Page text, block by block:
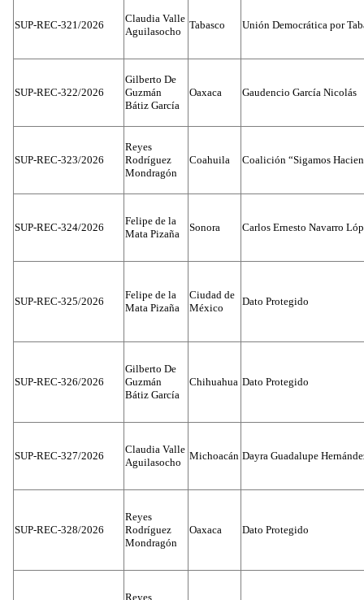
SUP-REC-321/2026
Claudia Valle
Aguilasocho
Tabasco Unión Democrática por
SUP-REC-322/2026
Gilberto De
Guzmán
Bátiz García
Oaxaca Gaudencio García Nicolás
SUP-REC-323/2026
Reyes
Rodríguez
Mondragón
Coahuila Coalición “Sigamos
SUP-REC-324/2026
Felipe de la
Mata Pizaña
Sonora Carlos Ernesto Navarro
SUP-REC-325/2026
Felipe de la
Mata Pizaña
Ciudad de
México
Dato Protegido
SUP-REC-326/2026
Gilberto De
Guzmán
Bátiz García
Chihuahua Dato Protegido
SUP-REC-327/2026
Claudia Valle
Aguilasocho
Michoacán Dayra Guadalupe
SUP-REC-328/2026
Reyes
Rodríguez
Mondragón
Oaxaca Dato Protegido
Reyes